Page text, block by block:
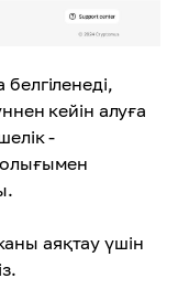
кейін алуға
-
аяқтау үшін